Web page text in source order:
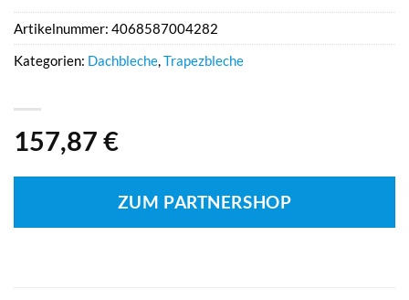
157,87 €
ZUM PARTNERSHOP
Artikelnummer: 4068587004282
Kategorien: Dachbleche,Trapezbleche